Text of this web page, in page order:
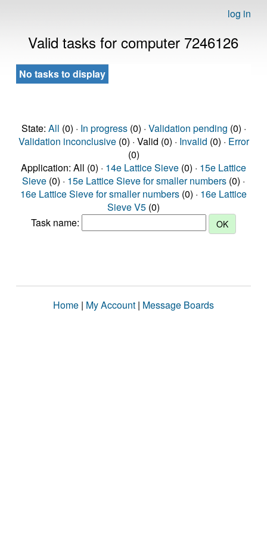
log in
Valid tasks for computer 7246126
No tasks to display
State: All (0) · In progress(0) · Validation pending (0) ·
Validation inconclusive(0) · Valid (0) · Invalid (0) · Error
(0)
Application: All (0) · 14e Lattice Sieve (0) · 15e Lattice
Sieve (0) · 15e Lattice Sieve for smaller numbers (0) ·
16e Lattice Sieve for smaller numbers (0) · 16e Lattice
Sieve V5 (0)
Task name:
Home | My Account | Message Boards